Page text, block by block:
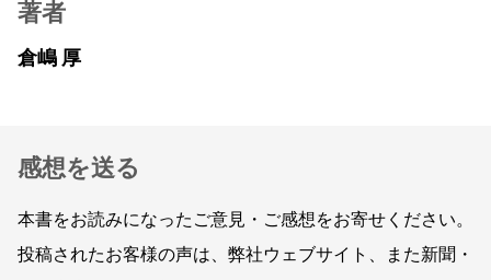
著者
倉嶋 厚
感想を送る
本書をお読みになったご意見・ご感想をお寄せください。
投稿されたお客様の声は、弊社ウェブサイト、また新聞・